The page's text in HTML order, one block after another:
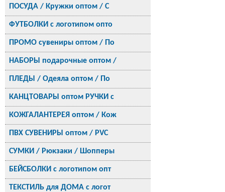
ПОСУДА / Кружки оптом / С
ФУТБОЛКИ с логотипом опто
ПРОМО сувениры оптом / По
НАБОРЫ подарочные оптом /
ПЛЕДЫ / Одеяла оптом / По
КАНЦТОВАРЫ оптом РУЧКИ с
КОЖГАЛАНТЕРЕЯ оптом / Кож
ПВХ СУВЕНИРЫ оптом / PVC
СУМКИ / Рюкзаки / Шопперы
БЕЙСБОЛКИ с логотипом опт
ТЕКСТИЛЬ для ДОМА с логот